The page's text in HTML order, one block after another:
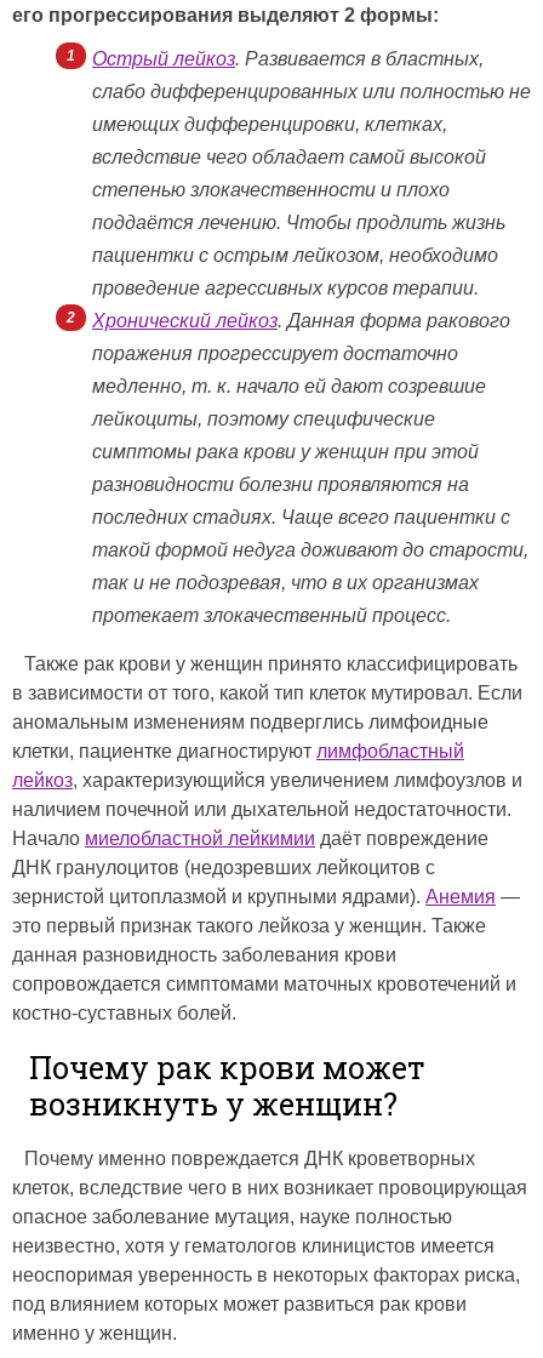
его прогрессирования выделяют 2 формы:
Острый лейкоз. Развивается в бластных,
слабо дифференцированных или полностью не
имеющих дифференцировки, клетках,
вследствие чего обладает самой высокой
степенью злокачественности и плохо
поддаётся лечению. Чтобы продлить жизнь
пациентки с острым лейкозом, необходимо
проведение агрессивных курсов терапии.
Хронический лейкоз. Данная форма ракового
поражения прогрессирует достаточно
медленно, т. к. начало ей дают созревшие
лейкоциты, поэтому специфические
симптомы рака крови у женщин при этой
разновидности болезни проявляются на
последних стадиях. Чаще всего пациентки с
такой формой недуга доживают до старости,
так и не подозревая, что в их организмах
протекает злокачественный процесс.
Также рак крови у женщин принято классифицировать
в зависимости от того, какой тип клеток мутировал. Если
аномальным изменениям подверглись лимфоидные
клетки, пациентке диагностируют лимфобластный
лейкоз, характеризующийся увеличением лимфоузлов и
наличием почечной или дыхательной недостаточности.
Начало миелобластной лейкимии даёт повреждение
ДНК гранулоцитов (недозревших лейкоцитов с
зернистой цитоплазмой и крупными ядрами). Анемия —
это первый признак такого лейкоза у женщин. Также
данная разновидность заболевания крови
сопровождается симптомами маточных кровотечений и
костно-суставных болей.
Почему рак крови может
возникнуть у женщин?
Почему именно повреждается ДНК кроветворных
клеток, вследствие чего в них возникает провоцирующая
опасное заболевание мутация, науке полностью
неизвестно, хотя у гематологов клиницистов имеется
неоспоримая уверенность в некоторых факторах риска,
под влиянием которых может развиться рак крови
именно у женщин.